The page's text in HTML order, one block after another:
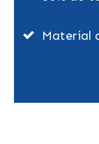
Material